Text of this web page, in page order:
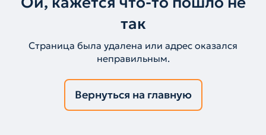
так
Страница была удалена или адрес оказался
неправильным.
Вернуться на главную